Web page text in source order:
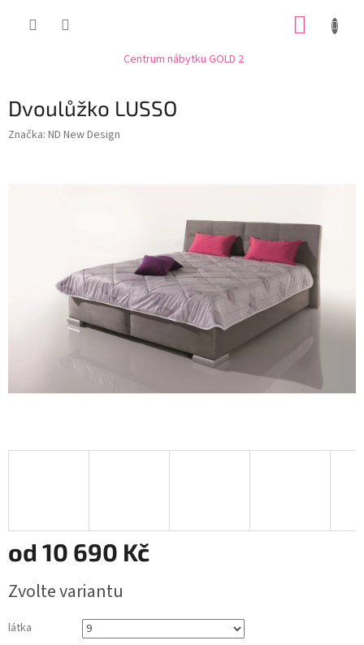
Centrum nábytku GOLD 2
Dvoulůžko LUSSO
Značka: ND New Design
od 10 690 Kč
cena:
Zvolte variantu
látka